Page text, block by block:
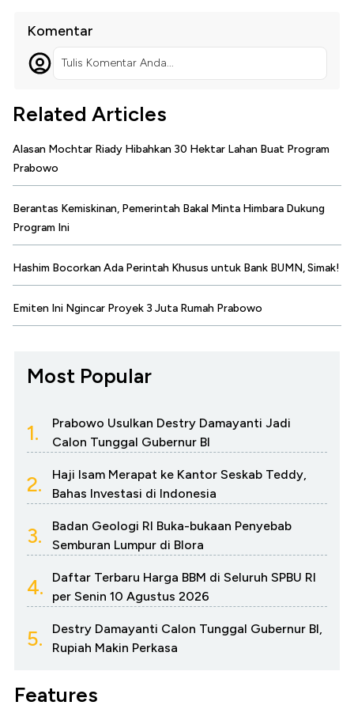
Komentar
Tulis Komentar Anda...
Related Articles
Alasan Mochtar Riady Hibahkan 30 Hektar Lahan Buat Program
Prabowo
Berantas Kemiskinan, Pemerintah Bakal Minta Himbara Dukung
Program Ini
Hashim Bocorkan Ada Perintah Khusus untuk Bank BUMN, Simak!
Emiten Ini Ngincar Proyek 3 Juta Rumah Prabowo
Most Popular
1.
Prabowo Usulkan Destry Damayanti Jadi
Calon Tunggal Gubernur BI
2.
Haji Isam Merapat ke Kantor Seskab Teddy,
Bahas Investasi di Indonesia
3.
Badan Geologi RI Buka-bukaan Penyebab
Semburan Lumpur di Blora
4.
Daftar Terbaru Harga BBM di Seluruh SPBU RI
per Senin 10 Agustus 2026
5.
Destry Damayanti Calon Tunggal Gubernur BI,
Rupiah Makin Perkasa
Features